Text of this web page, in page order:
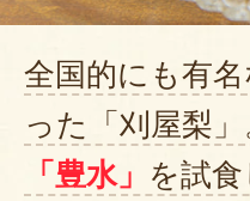
全国的にも有
った「刈屋梨
「豊水」
を試食